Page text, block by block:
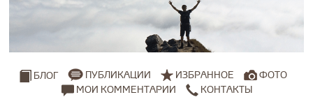
БЛОГ ПУБЛИКАЦИИ ИЗБРАННОЕ
ФОТО
МОИ КОММЕНТАРИИ
КОНТАКТЫ